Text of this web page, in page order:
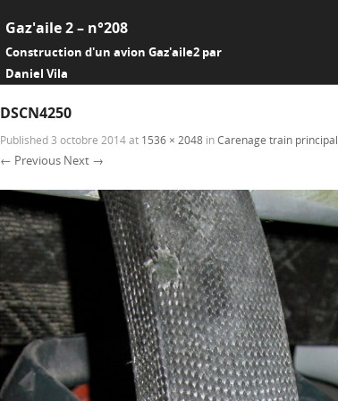
Gaz'aile 2 – n°208
Construction d'un avion Gaz'aile2 par
Daniel Vila
DSCN4250
Published 3 octobre 2014at 1536 × 2048 inCarenage train principal
← Previous Next →